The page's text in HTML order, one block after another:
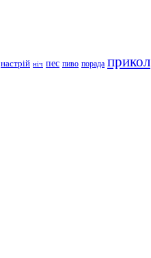
настрій ніч пес пиво порада прикол